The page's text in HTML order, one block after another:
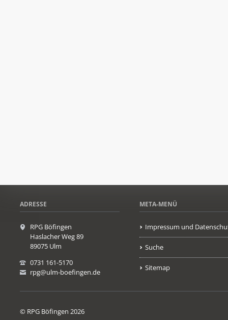
ADRESSE
RPG Böfingen
Haslacher Weg 89
89075 Ulm
0731 161-5170
rpg@ulm-boefingen.de
META-MENÜ
Impressum und
Suche
Sitemap
© RPG Böfingen 2026